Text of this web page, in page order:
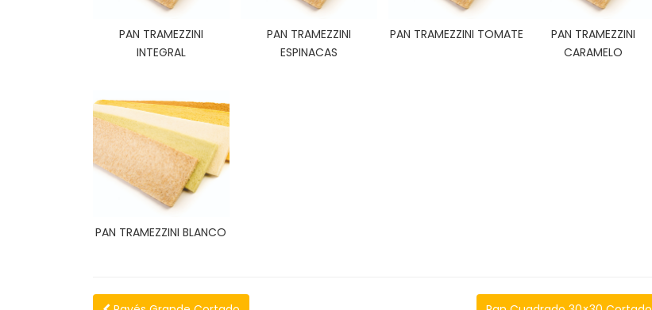
PAN TRAMEZZINI
INTEGRAL
PAN TRAMEZZINI
ESPINACAS
PAN TRAMEZZINI TOMATE
PAN TRAMEZZINI
CARAMELO
PAN TRAMEZZINI BLANCO